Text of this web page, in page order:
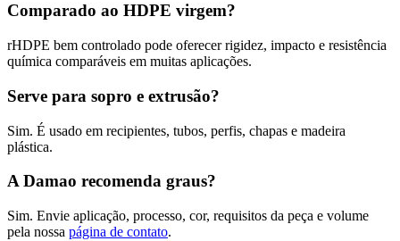
Comparado ao HDPE virgem?
rHDPE bem controlado pode oferecer rigidez, impacto e resistência
química comparáveis em muitas aplicações.
Serve para sopro e extrusão?
Sim. É usado em recipientes, tubos, perfis, chapas e madeira
plástica.
A Damao recomenda graus?
Sim. Envie aplicação, processo, cor, requisitos da peça e volume
pela nossa página de contato.